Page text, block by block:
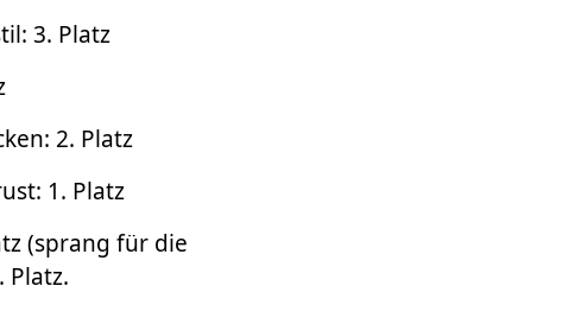
3. Platz
2. Platz
1. Platz
(sprang für die
Platz.